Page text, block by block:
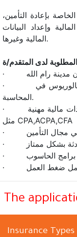
بإعادة التأمين،
وإعداد البيانات
المالية وغيرها.
· أن يكون المتقدم / ة حاصل على شهادة بكالوريوس في
المحاسبة.
· يفضل أن يكون المتقدم حاصل/ ة على شهادات مالية مهنية
مثل CPA,ACPA,CFA
The
Insurance Types